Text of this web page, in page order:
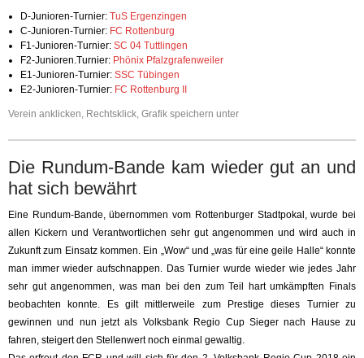
D-Junioren-Turnier: TuS Ergenzingen
C-Junioren-Turnier: FC Rottenburg
F1-Junioren-Turnier: SC 04 Tuttlingen
F2-Junioren.Turnier: Phönix Pfalzgrafenweiler
E1-Junioren-Turnier: SSC Tübingen
E2-Junioren-Turnier: FC Rottenburg II
Verein anklicken, Rechtsklick, Grafik speichern unter
Die Rundum-Bande kam wieder gut an und
hat sich bewährt
Eine Rundum-Bande, übernommen vom Rottenburger Stadtpokal, wurde bei
allen Kickern und Verantwortlichen sehr gut angenommen und wird auch in
Zukunft zum Einsatz kommen. Ein „Wow“ und „was für eine geile Halle“ konnte
man immer wieder aufschnappen. Das Turnier wurde wieder wie jedes Jahr
sehr gut angenommen, was man bei den zum Teil hart umkämpften Finals
beobachten konnte. Es gilt mittlerweile zum Prestige dieses Turnier zu
gewinnen und nun jetzt als Volksbank Regio Cup Sieger nach Hause zu
fahren, steigert den Stellenwert noch einmal gewaltig.